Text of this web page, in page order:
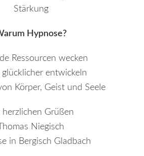
Stärkung
Hypnose?
Ressourcen wecken
glücklicher entwickeln
Körper, Geist und Seele
herzlichen Grüßen
Thomas Niegisch
in Bergisch Gladbach